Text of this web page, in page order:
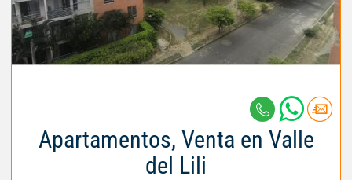
Apartamentos, Venta en Valle
del Lili